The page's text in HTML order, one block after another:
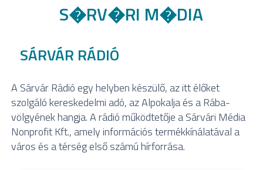
S�RV�RI M�DIA
SÁRVÁR RÁDIÓ
A Sárvár Rádió egy helyben készülő, az itt élőket
szolgáló kereskedelmi adó, az Alpokalja és a Rába-
völgyének hangja. A rádió működtetője a Sárvári Média
Nonprofit Kft., amely információs termékkínálatával a
város és a térség első számú hírforrása.